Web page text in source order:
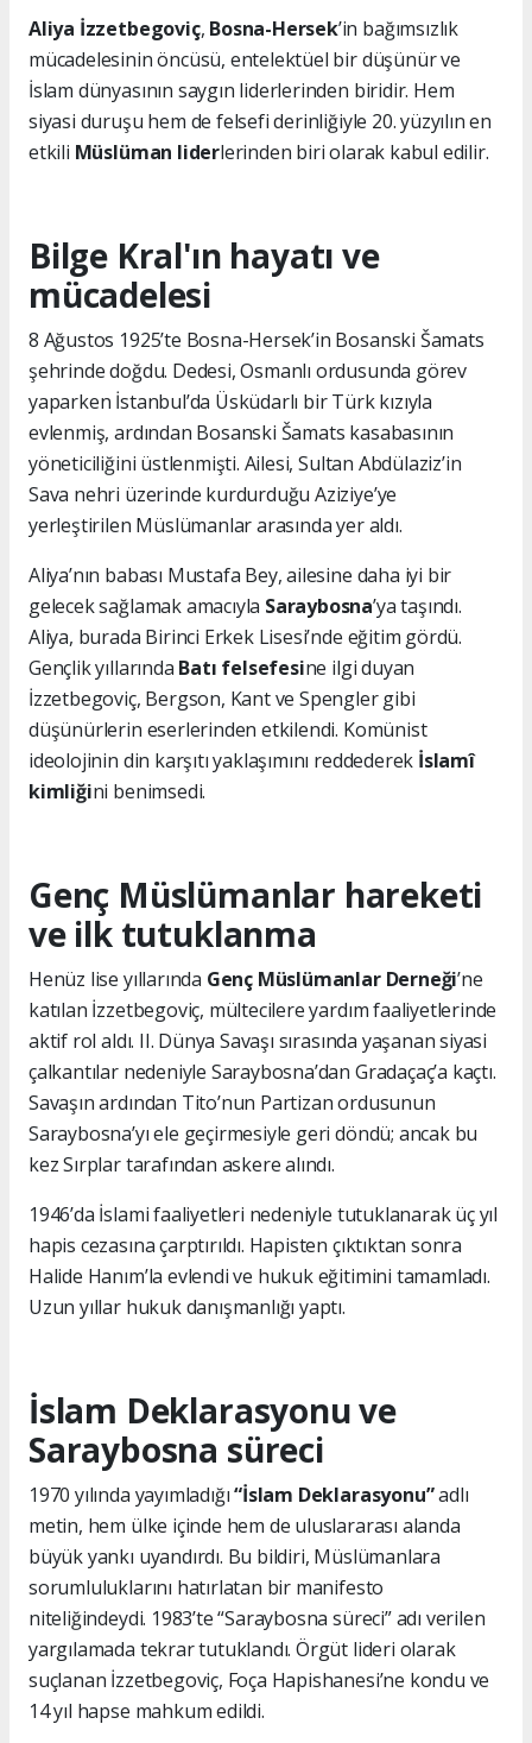
Aliya İzzetbegoviç, Bosna-Hersek’in bağımsızlık
mücadelesinin öncüsü, entelektüel bir düşünür ve
İslam dünyasının saygın liderlerinden biridir. Hem
siyasi duruşu hem de felsefi derinliğiyle 20. yüzyılın en
etkili Müslüman liderlerinden biri olarak kabul edilir.
Bilge Kral'ın hayatı ve
mücadelesi
8 Ağustos 1925’te Bosna-Hersek’in Bosanski Šamats
şehrinde doğdu. Dedesi, Osmanlı ordusunda görev
yaparken İstanbul’da Üsküdarlı bir Türk kızıyla
evlenmiş, ardından Bosanski Šamats kasabasının
yöneticiliğini üstlenmişti. Ailesi, Sultan Abdülaziz’in
Sava nehri üzerinde kurdurduğu Aziziye’ye
yerleştirilen Müslümanlar arasında yer aldı.
Aliya’nın babası Mustafa Bey, ailesine daha iyi bir
gelecek sağlamak amacıyla Saraybosna’ya taşındı.
Aliya, burada Birinci Erkek Lisesi’nde eğitim gördü.
Gençlik yıllarında Batı felsefesine ilgi duyan
İzzetbegoviç, Bergson, Kant ve Spengler gibi
düşünürlerin eserlerinden etkilendi. Komünist
ideolojinin din karşıtı yaklaşımını reddederek İslamî
kimliğini benimsedi.
Genç Müslümanlar hareketi
ve ilk tutuklanma
Henüz lise yıllarında Genç Müslümanlar Derneği’ne
katılan İzzetbegoviç, mültecilere yardım faaliyetlerinde
aktif rol aldı. II. Dünya Savaşı sırasında yaşanan siyasi
çalkantılar nedeniyle Saraybosna’dan Gradaçaç’a kaçtı.
Savaşın ardından Tito’nun Partizan ordusunun
Saraybosna’yı ele geçirmesiyle geri döndü; ancak bu
kez Sırplar tarafından askere alındı.
1946’da İslami faaliyetleri nedeniyle tutuklanarak üç yıl
hapis cezasına çarptırıldı. Hapisten çıktıktan sonra
Halide Hanım’la evlendi ve hukuk eğitimini tamamladı.
Uzun yıllar hukuk danışmanlığı yaptı.
İslam Deklarasyonu ve
Saraybosna süreci
1970 yılında yayımladığı“İslam Deklarasyonu”adlı
metin, hem ülke içinde hem de uluslararası alanda
büyük yankı uyandırdı. Bu bildiri, Müslümanlara
sorumluluklarını hatırlatan bir manifesto
niteliğindeydi. 1983’te “Saraybosna süreci” adı verilen
yargılamada tekrar tutuklandı. Örgüt lideri olarak
suçlanan İzzetbegoviç, Foça Hapishanesi’ne kondu ve
14 yıl hapse mahkum edildi.